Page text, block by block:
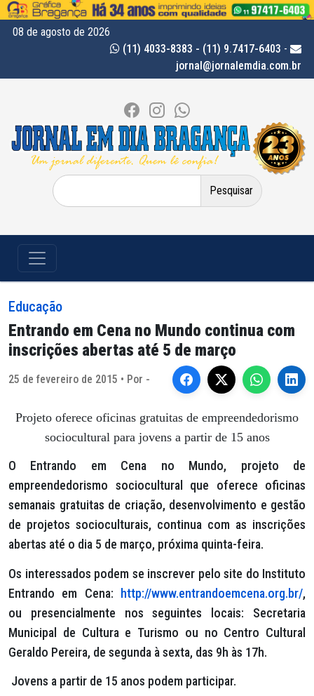
08 de agosto de 2026
(11) 4033-8383 - (11) 9.7417-6403 -
jornal@jornalemdia.com.br
Pesquisar
por:
Educação
Entrando em Cena no Mundo continua com
inscrições abertas até 5 de março
25 de fevereiro de 2015 • Por -
Projeto oferece oficinas gratuitas de empreendedorismo
sociocultural para jovens a partir de 15 anos
O Entrando em Cena no Mundo, projeto de
empreendedorismo sociocultural que oferece oficinas
semanais gratuitas de criação, desenvolvimento e gestão
de projetos socioculturais, continua com as inscrições
abertas até o dia 5 de março, próxima quinta-feira.
Os interessados podem se inscrever pelo site do Instituto
Entrando em Cena: http://www.entrandoemcena.org.br/,
ou presencialmente nos seguintes locais: Secretaria
Municipal de Cultura e Turismo ou no Centro Cultural
Geraldo Pereira, de segunda à sexta, das 9h às 17h.
Jovens a partir de 15 anos podem participar.